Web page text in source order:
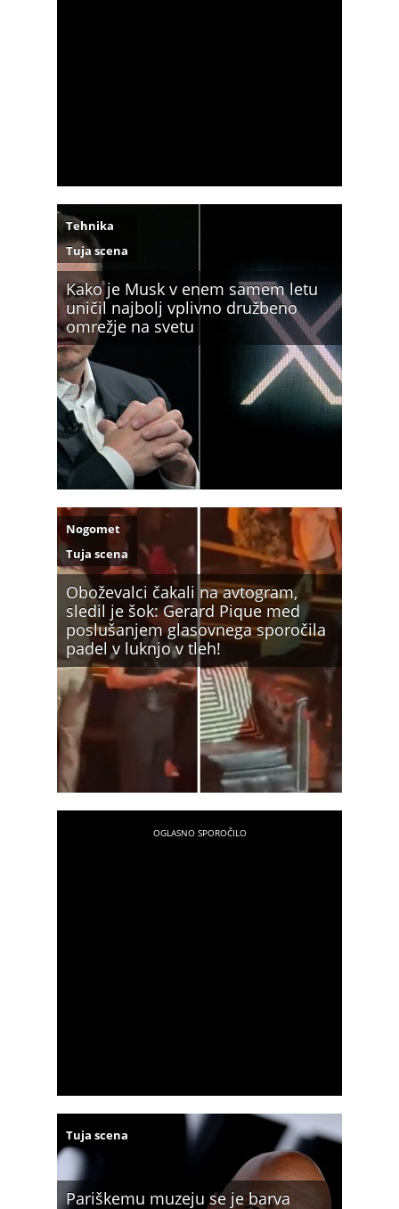
Kako je Musk v enem samem letu
uničil najbolj vplivno družbeno
omrežje na svetu
Tehnika
Tuja scena
Oboževalci čakali na avtogram,
sledil je šok: Gerard Pique med
poslušanjem glasovnega sporočila
padel v luknjo v tleh!
Nogomet
Tuja scena
Pariškemu muzeju se je barva
Tuja scena